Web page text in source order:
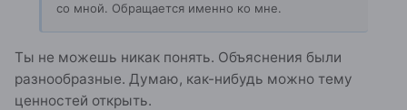
со мной. Обращается именно ко мне.
Ты не можешь никак понять. Объяснения были
разнообразные. Думаю, как-нибудь можно тему
ценностей открыть.